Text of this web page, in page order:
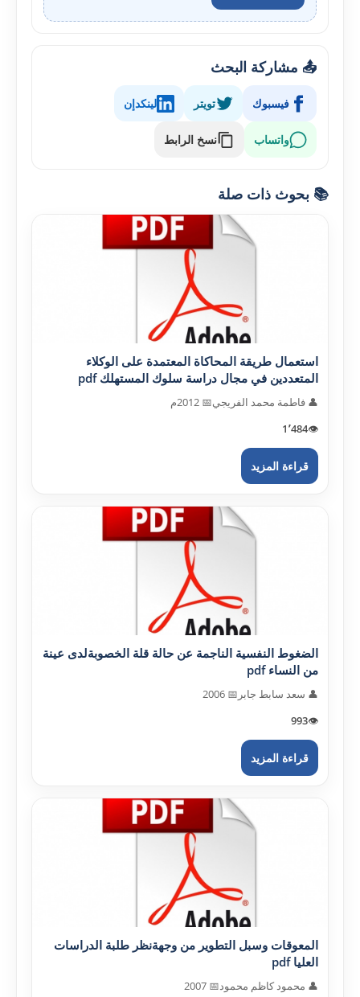
📤 مشاركة البحث
فيسبوك تويتر لينكدإن
واتساب نسخ الرابط
📚 بحوث ذات صلة
استعمال طريقة المحاكاة المعتمدة على الوكلاء
المتعددين في مجال دراسة سلوك المستهلك pdf
👤 فاطمة محمد الفريجي📅 2012م
👁️1٬484
قراءة المزيد
الضغوط النفسية الناجمة عن حالة قلة الخصوبةلدى عينة
من النساء pdf
👤 سعد سابط جابر 📅 2006
👁️
993
قراءة المزيد
المعوقات وسبل التطوير من وجهةنظر طلبة الدراسات
العليا pdf
👤 محمود كاظم محمود📅 2007